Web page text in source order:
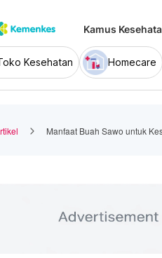
Kamus
Kesehatan Homecare
Manfaat Buah Sawo untuk